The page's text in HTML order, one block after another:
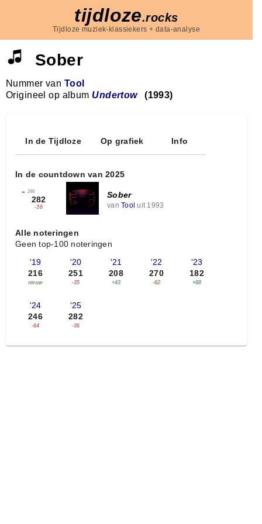
tijdloze.rocks
Tijdloze muziek-klassiekers + data-analyse
Sober
Nummer van Tool
Origineel op album Undertow (1993)
In de Tijdloze Op grafiek Info
In de countdown van 2025
← 246
282
-36
Sober
van Tool uit 1993
Alle noteringen
Geen top-100 noteringen
'19
216
nieuw
'20
251
-35
'21
208
+43
'22
270
-62
'23
182
+88
'24
246
-64
'25
282
-36